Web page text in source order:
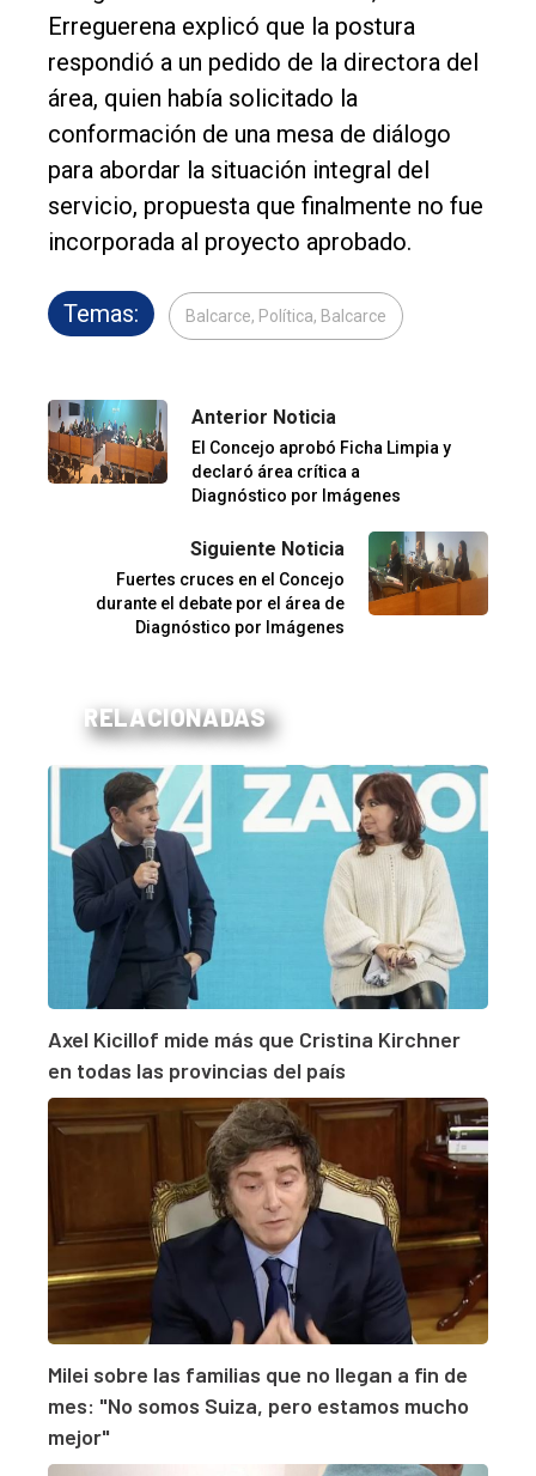
Erreguerena explicó que la postura
respondió a un pedido de la directora del
área, quien había solicitado la
conformación de una mesa de diálogo
para abordar la situación integral del
servicio, propuesta que finalmente no fue
incorporada al proyecto aprobado.
Temas: Balcarce, Política, Balcarce
Anterior Noticia
El Concejo aprobó Ficha Limpia y
declaró área crítica a
Diagnóstico por Imágenes
Siguiente Noticia
Fuertes cruces en el Concejo
durante el debate por el área de
Diagnóstico por Imágenes
RELACIONADAS
Axel Kicillof mide más que Cristina Kirchner
en todas las provincias del país
Milei sobre las familias que no llegan a fin de
mes: "No somos Suiza, pero estamos mucho
mejor"